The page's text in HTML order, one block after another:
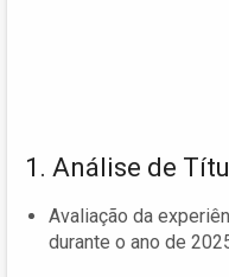
1. Análise de
Avaliação da
durante o ano de